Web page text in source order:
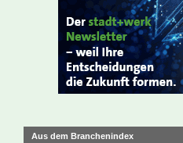
Aus dem Branchenindex